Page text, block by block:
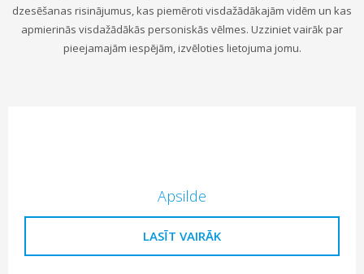
dzesēšanas risinājumus, kas piemēroti visdažādākajām vidēm un kas
apmierinās visdažādākās personiskās vēlmes. Uzziniet vairāk par
pieejamajām iespējām, izvēloties lietojuma jomu.
Apsilde
LASĪT VAIRĀK